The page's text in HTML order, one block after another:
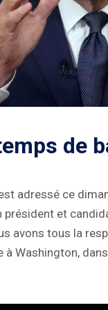
de
adressé ce
président et
avons tous la
à Washington,